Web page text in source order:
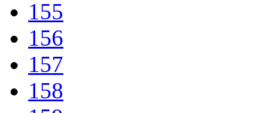
155
156
157
158